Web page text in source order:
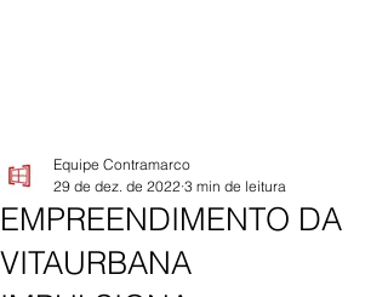
EMPREENDIMENTO DA
VITAURBANA
Equipe Contramarco
29 de dez. de 2022 3 min de leitura